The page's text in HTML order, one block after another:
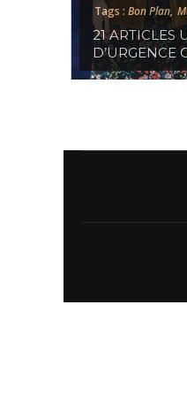
Tags : Bon Plan,
21 ARTICLES
D’URGENCE